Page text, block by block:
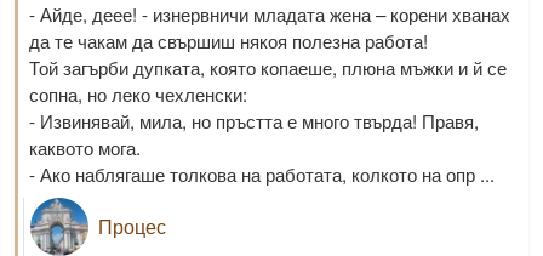
- Айде, деее! - изнервничи младата жена – корени хванах
да те чакам да свършиш някоя полезна работа!
Той загърби дупката, която копаеше, плюна мъжки и й се
сопна, но леко чехленски:
- Извинявай, мила, но пръстта е много твърда! Правя,
каквото мога.
- Ако наблягаше толкова на работата, колкото на опр ...
Процес